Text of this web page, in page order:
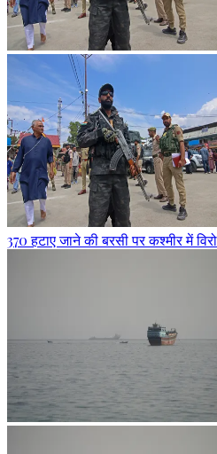
370 हटाए जाने की बरसी पर कश्मीर में